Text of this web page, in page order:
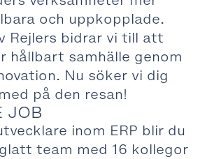
och uppkopplade.
Rejlers bidrar vi till att
hållbart samhälle genom
Nu söker vi dig
på den resan!
JOB
inom ERP blir du
team med 16 kollegor